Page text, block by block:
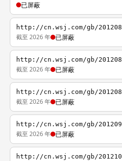
已屏蔽
http://cn.wsj.com/gb/
截至 2026 年 已屏蔽
http://cn.wsj.com/gb/
截至 2026 年 已屏蔽
http://cn.wsj.com/gb/
截至 2026 年 已屏蔽
http://cn.wsj.com/gb/
截至 2026 年 已屏蔽
http://cn.wsj.com/gb/